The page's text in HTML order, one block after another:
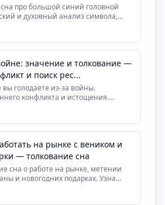
про большой синий головной
и духовный анализ символа,
значение и толкование —
и поиск рес...
вы голодаете из-за войны.
конфликта и истощения.
на рынке с веником и
— толкование сна
сна о работе на рынке, метении
и новогодних подарках. Узна...